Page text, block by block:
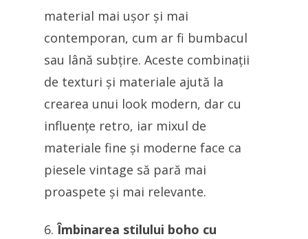
material mai ușor și mai
contemporan, cum ar fi bumbacul
sau lână subțire. Aceste combinații
de texturi și materiale ajută la
crearea unui look modern, dar cu
influențe retro, iar mixul de
materiale fine și moderne face ca
piesele vintage să pară mai
proaspete și mai relevante.
Îmbinarea stilului boho cu